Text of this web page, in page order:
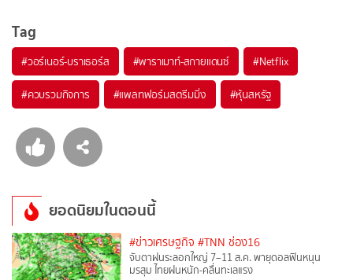
Tag
#วอร์เนอร์-บราเธอร์ส #พาราเมาท์-สกายแดนซ์ #Netflix
#ควบรวมกิจการ #แพลทฟอร์มสตรีมมิ่ง #หุ้นสหรัฐ
ยอดนิยมในตอนนี้
#ข่าวเศรษฐกิจ #TNN ช่อง16
จับตาฝนระลอกใหญ่ 7–11 ส.ค. พายุดอลฟินหนุน
มรสุม ไทยฝนหนัก-คลื่นทะเลแรง